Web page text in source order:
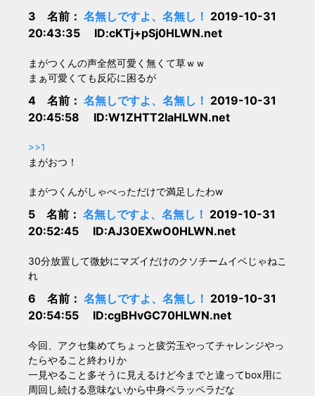
3 名前： 名無しですよ、名無し！ 2019-10-31
20:43:35 ID:cKTj+pSj0HLWN.net
まがつくんの声全然可愛く無くて草ｗｗ
まぁ可愛くても反応に困るが
4 名前： 名無しですよ、名無し！ 2019-10-31
20:45:58 ID:W1ZHTT2IaHLWN.net
>>1
まがおつ！
まがつくんがしゃべっただけで満足したわw
5 名前： 名無しですよ、名無し！ 2019-10-31
20:52:45 ID:AJ30EXwO0HLWN.net
30分放置して微妙にマズイだけのクソチームイベじゃねこ
れ
6 名前： 名無しですよ、名無し！ 2019-10-31
20:54:55 ID:cgBHvGC70HLWN.net
今回、アクセ集めてちょっと疲労玉やってチャレンジやっ
たらやること終わりか
一見やること多そうに見えるけど今までと違ってbox用に
周回し続ける意味ないから中身ペラッペラだな